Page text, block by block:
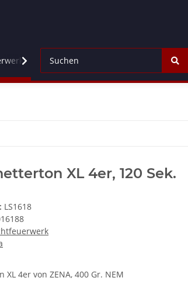
Flayer / Werbung Rauch &
XL 4er, 120 Sek.
LS1618
XL 4er von ZENA, 400 Gr. NEM